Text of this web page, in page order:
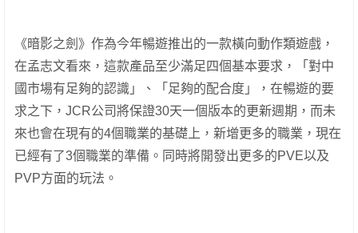
《暗影之劍》作為今年暢遊推出的一款橫向動作類遊戲，
在孟志文看來，這款產品至少滿足四個基本要求，「對中
國市場有足夠的認識」、「足夠的配合度」，在暢遊的要
求之下，JCR公司將保證30天一個版本的更新週期，而未
來也會在現有的4個職業的基礎上，新增更多的職業，現在
已經有了3個職業的準備。同時將開發出更多的PVE以及
PVP方面的玩法。